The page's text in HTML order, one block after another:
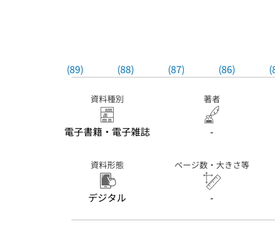
(89) (88) (87) (86)
資料種別
電子書籍・電子雑誌
著者
-
資料形態
デジタル
ページ数・大きさ等
-